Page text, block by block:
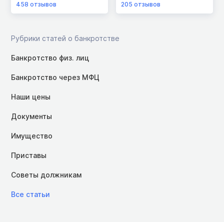
458 отзывов 205отзывов
Рубрики статей о банкротстве
Банкротство физ. лиц
Банкротство через МФЦ
Наши цены
Документы
Имущество
Приставы
Советы должникам
Все статьи